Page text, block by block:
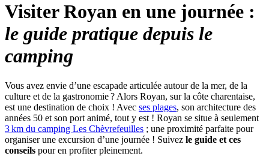
Visiter Royan en une journée :
le guide pratique depuis le
camping
Vous avez envie d’une escapade articulée autour de la mer, de la
culture et de la gastronomie ? Alors Royan, sur la côte charentaise,
est une destination de choix ! Avec ses plages, son architecture des
années 50 et son port animé, tout y est ! Royan se situe à seulement
3 km du camping Les Chèvrefeuilles ; une proximité parfaite pour
organiser une excursion d’une journée ! Suivez le guide et ces
conseils pour en profiter pleinement.